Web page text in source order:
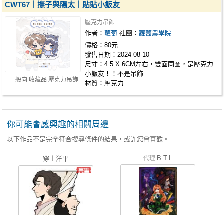
一般向 收藏品 壓克力吊飾
CWT67｜撫子與陽太｜貼貼小飯友
壓克力吊飾
作者：蘿蔔 社團：蘿蔔農學院
價格：80元
發售日期：2024-08-10
尺寸：4.5 X 6CM左右，雙面同圖，是壓克力
小飯友！！不是吊飾
材質：壓克力
你可能會感興趣的相關周邊
以下作品不是完全符合搜尋條件的結果，或許您會喜歡。
穿上洋平 代理 B.T.L